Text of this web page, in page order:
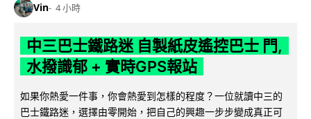
Vin 4 小時
中三巴士鐵路迷 自製紙皮遙控巴士 門,
水撥識郁 + 實時GPS報站
如果你熱愛一件事，你會熱愛到怎樣的程度？一位就讀中三的
巴士鐵路迷，選擇由零開始，把自己的興趣一步步變成真正可